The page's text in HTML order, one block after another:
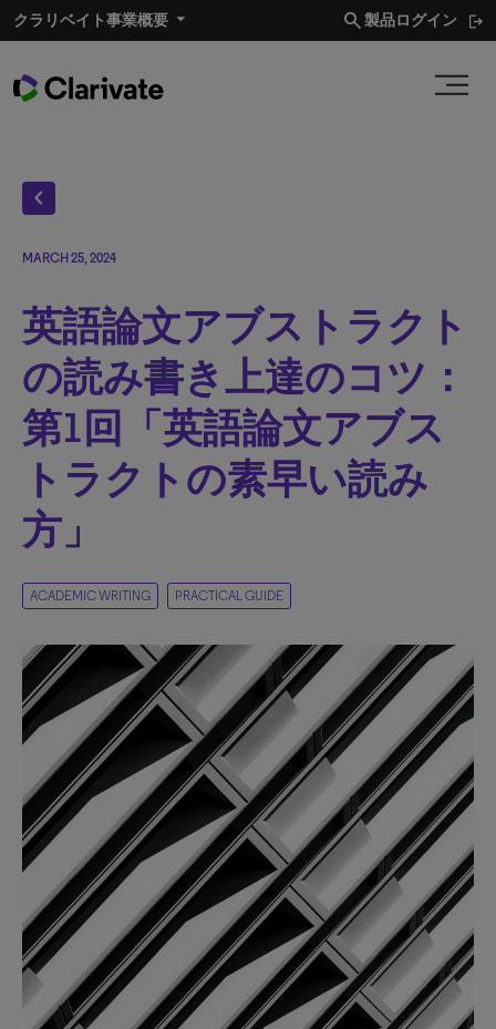
クラリベイト事業概要​ search製品ログイン
chevron_left
MARCH 25, 2024
英語論文アブストラクト
の読み書き上達のコツ：
第1回「英語論文アブス
トラクトの素早い読み
方」
ACADEMIC WRITING PRACTICAL GUIDE